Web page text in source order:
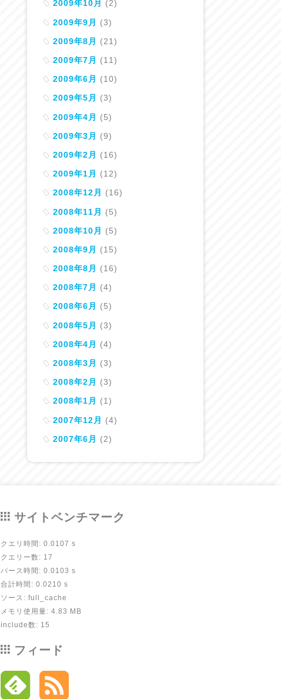
2009年10月 (2)
2009年9月 (3)
2009年8月 (21)
2009年7月 (11)
2009年6月 (10)
2009年5月 (3)
2009年4月 (5)
2009年3月 (9)
2009年2月 (16)
2009年1月 (12)
2008年12月 (16)
2008年11月 (5)
2008年10月 (5)
2008年9月 (15)
2008年8月 (16)
2008年7月 (4)
2008年6月 (5)
2008年5月 (3)
2008年4月 (4)
2008年3月 (3)
2008年2月 (3)
2008年1月 (1)
2007年12月 (4)
2007年6月 (2)
サイトベンチマーク
クエリ時間: 0.0107 s
クエリー数: 17
パース時間: 0.0103 s
合計時間: 0.0210 s
ソース: full_cache
メモリ使用量: 4.83 MB
include数: 15
フィード